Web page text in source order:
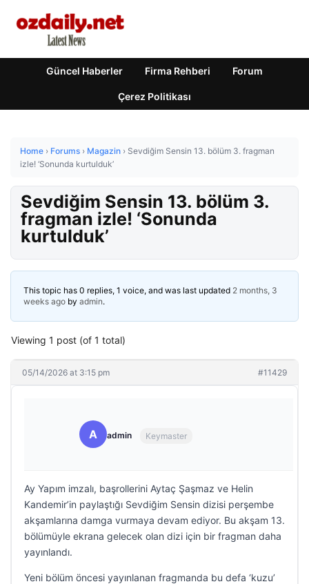
Güncel Haberler Firma Rehberi Forum
Çerez Politikası
Home › Forums › Magazin › Sevdiğim Sensin 13. bölüm 3. fragman
izle! ‘Sonunda kurtulduk’
Sevdiğim Sensin 13. bölüm 3.
fragman izle! ‘Sonunda
kurtulduk’
This topic has 0 replies, 1 voice, and was last updated 2 months, 3
weeks ago by admin.
Viewing 1 post (of 1 total)
05/14/2026 at 3:15 pm #11429
A admin Keymaster
Ay Yapım imzalı, başrollerini Aytaç Şaşmaz ve Helin
Kandemir’in paylaştığı Sevdiğim Sensin dizisi perşembe
akşamlarına damga vurmaya devam ediyor. Bu akşam 13.
bölümüyle ekrana gelecek olan dizi için bir fragman daha
yayınlandı.
Yeni bölüm öncesi yayınlanan fragmanda bu defa ‘kuzu’